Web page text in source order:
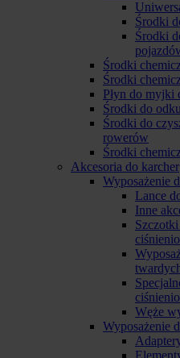
Środki
Środki
Środki
Środki
Płyn do myjki
Środki do
Środki do
rowerów
Środki
Akcesoria do karcher
Wyposażenie
Lance
Inne
Węże
Wyposażenie